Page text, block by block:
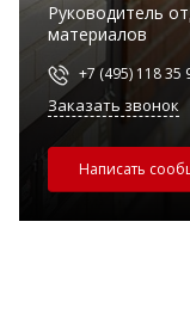
Руководитель
материалов
+7 (495) 118 35
Заказать звонок
Написать